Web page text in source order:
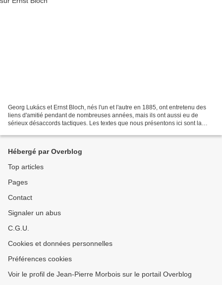
Georg Lukács et Ernst Bloch, nés l'un et l'autre en 1885, ont entretenu des
liens d'amitié pendant de nombreuses années, mais ils ont aussi eu de
sérieux désaccords tactiques. Les textes que nous présentons ici sont la
Hébergé par Overblog
Top articles
Pages
Contact
Signaler un abus
C.G.U.
Cookies et données personnelles
Préférences cookies
Voir le profil de Jean-Pierre Morbois sur le portail Overblog